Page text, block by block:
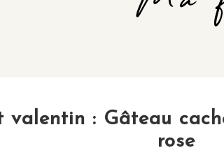
valentin : Gâteau
rose